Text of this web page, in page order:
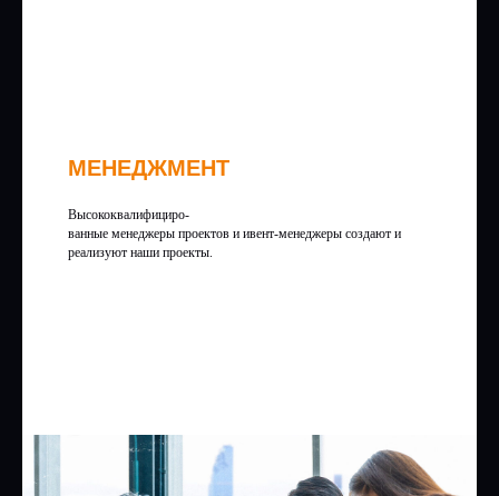
МЕНЕДЖМЕНТ
Высококвалифициро-
ванные менеджеры проектов и ивент-менеджеры создают и
реализуют наши проекты.